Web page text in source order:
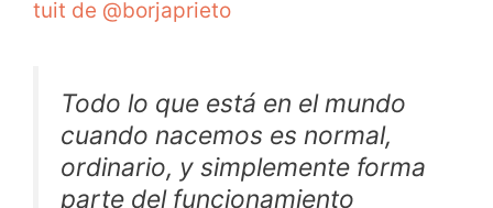
tuit de @borjaprieto
Todo lo que está en el mundo
cuando nacemos es normal,
ordinario, y simplemente forma
parte del funcionamiento